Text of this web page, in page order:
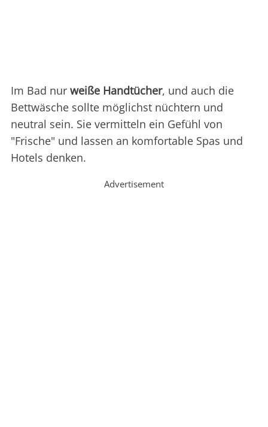
Im Bad nur weiße Handtücher, und auch die
Bettwäsche sollte möglichst nüchtern und
neutral sein. Sie vermitteln ein Gefühl von
"Frische" und lassen an komfortable Spas und
Hotels denken.
Advertisement